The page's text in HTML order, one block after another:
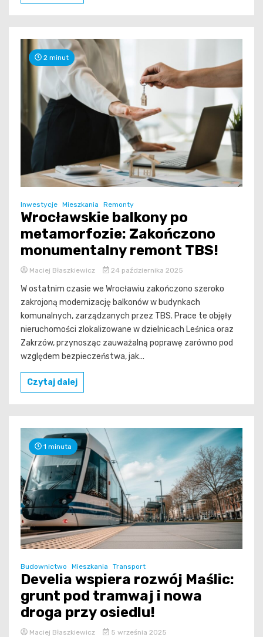
2 minut
Inwestycje Mieszkania Remonty
Wrocławskie balkony po
metamorfozie: Zakończono
monumentalny remont TBS!
Maciej Błaszkiewicz 24 października 2025
W ostatnim czasie we Wrocławiu zakończono szeroko
zakrojoną modernizację balkonów w budynkach
komunalnych, zarządzanych przez TBS. Prace te objęły
nieruchomości zlokalizowane w dzielnicach Leśnica oraz
Zakrzów, przynosząc zauważalną poprawę zarówno pod
względem bezpieczeństwa, jak...
Czytaj dalej
1 minuta
Budownictwo Mieszkania Transport
Develia wspiera rozwój Maślic:
grunt pod tramwaj i nowa
droga przy osiedlu!
Maciej Błaszkiewicz 5 września 2025